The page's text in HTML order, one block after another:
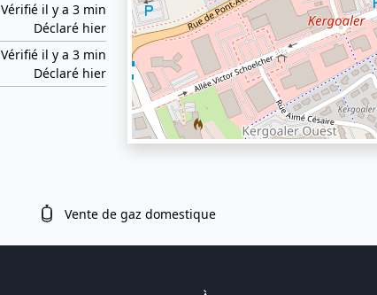
Vérifié il y a 3 min
Déclaré hier
Vérifié il y a 3 min
Déclaré hier
Vente de gaz domestique